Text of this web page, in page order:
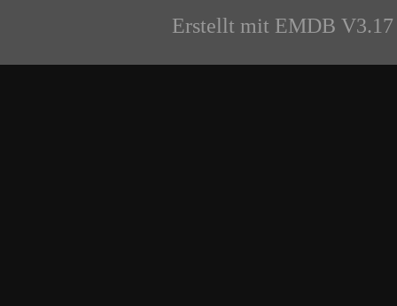
Erstellt mit EMDB V3.17